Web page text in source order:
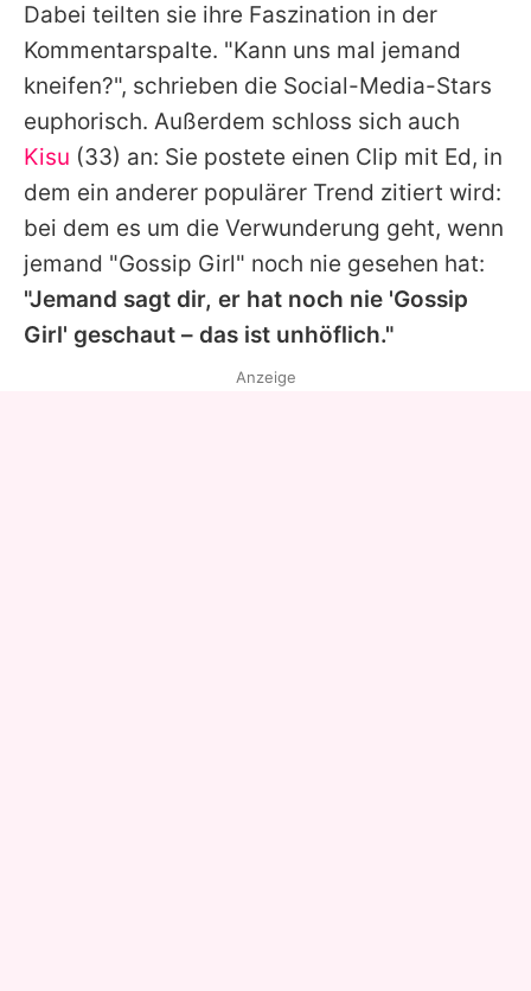
Dabei teilten sie ihre Faszination in der
Kommentarspalte. "Kann uns mal jemand
kneifen?", schrieben die Social-Media-Stars
euphorisch. Außerdem schloss sich auch
Kisu (33) an: Sie postete einen Clip mit Ed, in
dem ein anderer populärer Trend zitiert wird:
bei dem es um die Verwunderung geht, wenn
jemand "Gossip Girl" noch nie gesehen hat:
"Jemand sagt dir, er hat noch nie 'Gossip
Girl' geschaut – das ist unhöflich."
Anzeige